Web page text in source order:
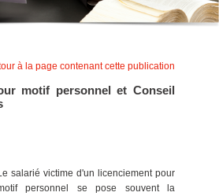
à la page contenant cette publication
motif personnel et Conseil
salarié victime d'un licenciement pour
personnel se pose souvent la